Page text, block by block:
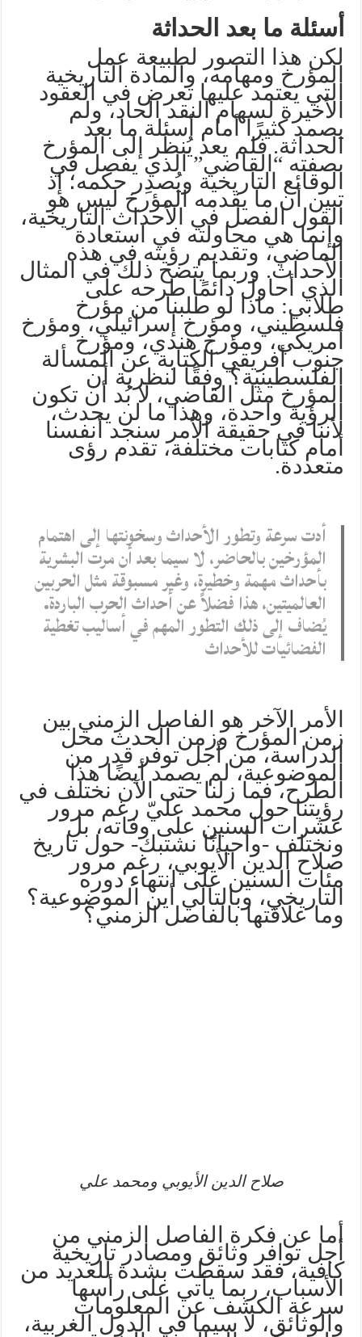
أسئلة ما بعد الحداثة
لكن هذا التصور لطبيعة عمل
المؤرخ ومهامه، والمادة التاريخية
التي يعتمد عليها تعرض في العقود
الأخيرة لسهام النقد الحاد، ولم
يصمد كثيرًا أمام أسئلة ما بعد
الحداثة. فلم يعد يُنظَر إلى المؤرخ
بصفته “القاضي” الذي يفصل في
الوقائع التاريخية ويُصدِر حكمه؛ إذ
تبين أن ما يقدمه المؤرخ ليس هو
القول الفصل في الأحداث التاريخية،
وإنما هي محاولته في استعادة
الماضي، وتقديم رؤيته في هذه
الأحداث. وربما يتضح ذلك في المثال
الذي أحاول دائمًا طرحه على
طلابي: ماذا لو طلبنا من مؤرخ
فلسطيني، ومؤرخ إسرائيلي، ومؤرخ
أمريكي، ومؤرخ هندي، ومؤرخ
جنوب أفريقي الكتابة عن المسألة
الفلسطينية؟ وفقًا لنظرية أن
المؤرخ مثل القاضي، لا بُد أن تكون
الرؤية واحدة، وهذا ما لن يحدث،
لأننا في حقيقة الأمر سنجد أنفسنا
أمام كتابات مختلفة، تقدم رؤى
متعددة.
أدت سرعة وتطور الأحداث وسخونتها إلى اهتمام
المؤرخين بالحاضر، لا سيما بعد أن مرت البشرية
بأحداث مهمة وخطيرة، وغير مسبوقة مثل الحربين
العالميتين، هذا فضلاً عن أحداث الحرب الباردة.
يُضاف إلى ذلك التطور المهم في أساليب تغطية
الفضائيات للأحداث
الأمر الآخر هو الفاصل الزمني بين
زمن المؤرخ وزمن الحدث محل
الدراسة، من أجل توفر قدر من
الموضوعية، لم يصمد أيضًا هذا
الطرح، فما زلنا حتى الآن نختلف في
رؤيتنا حول محمد عليّ رغم مرور
عشرات السنين على وفاته، بل
ونختلف -وأحيانًا نشتبك- حول تاريخ
صلاح الدين الأيوبي، رغم مرور
مئات السنين على انتهاء دوره
التاريخي، وبالتالي أين الموضوعية؟
وما علاقتها بالفاصل الزمني؟
صلاح الدين الأيوبي ومحمد علي
أما عن فكرة الفاصل الزمني من
أجل توافر وثائق ومصادر تاريخية
كافية، فقد سقطت بشدة للعديد من
الأسباب، ربما يأتي على رأسها
سرعة الكشف عن المعلومات
والوثائق، لا سيما في الدول الغربية،